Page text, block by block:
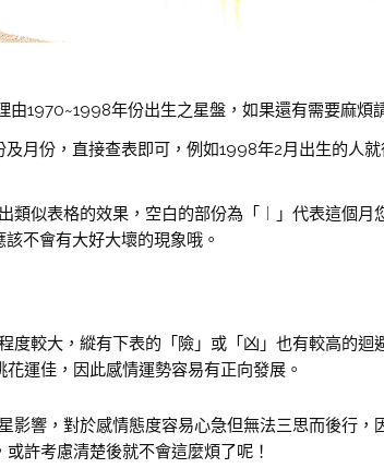
由1970~1998年份出生之星盤，如果還有需要麻煩
及月份，直接查表即可，例如1998年2月出生的人
類似表格的效果，空白的部份為「︱」代表這個月
不會有大好大壞的現象哦。
度較大，縱有下表的「險」或「凶」也有較高的迴
運佳，因此感情運勢容易有正向發展。
影響，對於感情態度容易心急但無法三思而後行，
許考慮清楚後就不會這麼煩了呢！